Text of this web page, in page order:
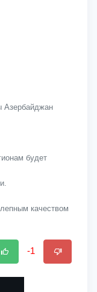
Азербайджан
будет
качеством
-1